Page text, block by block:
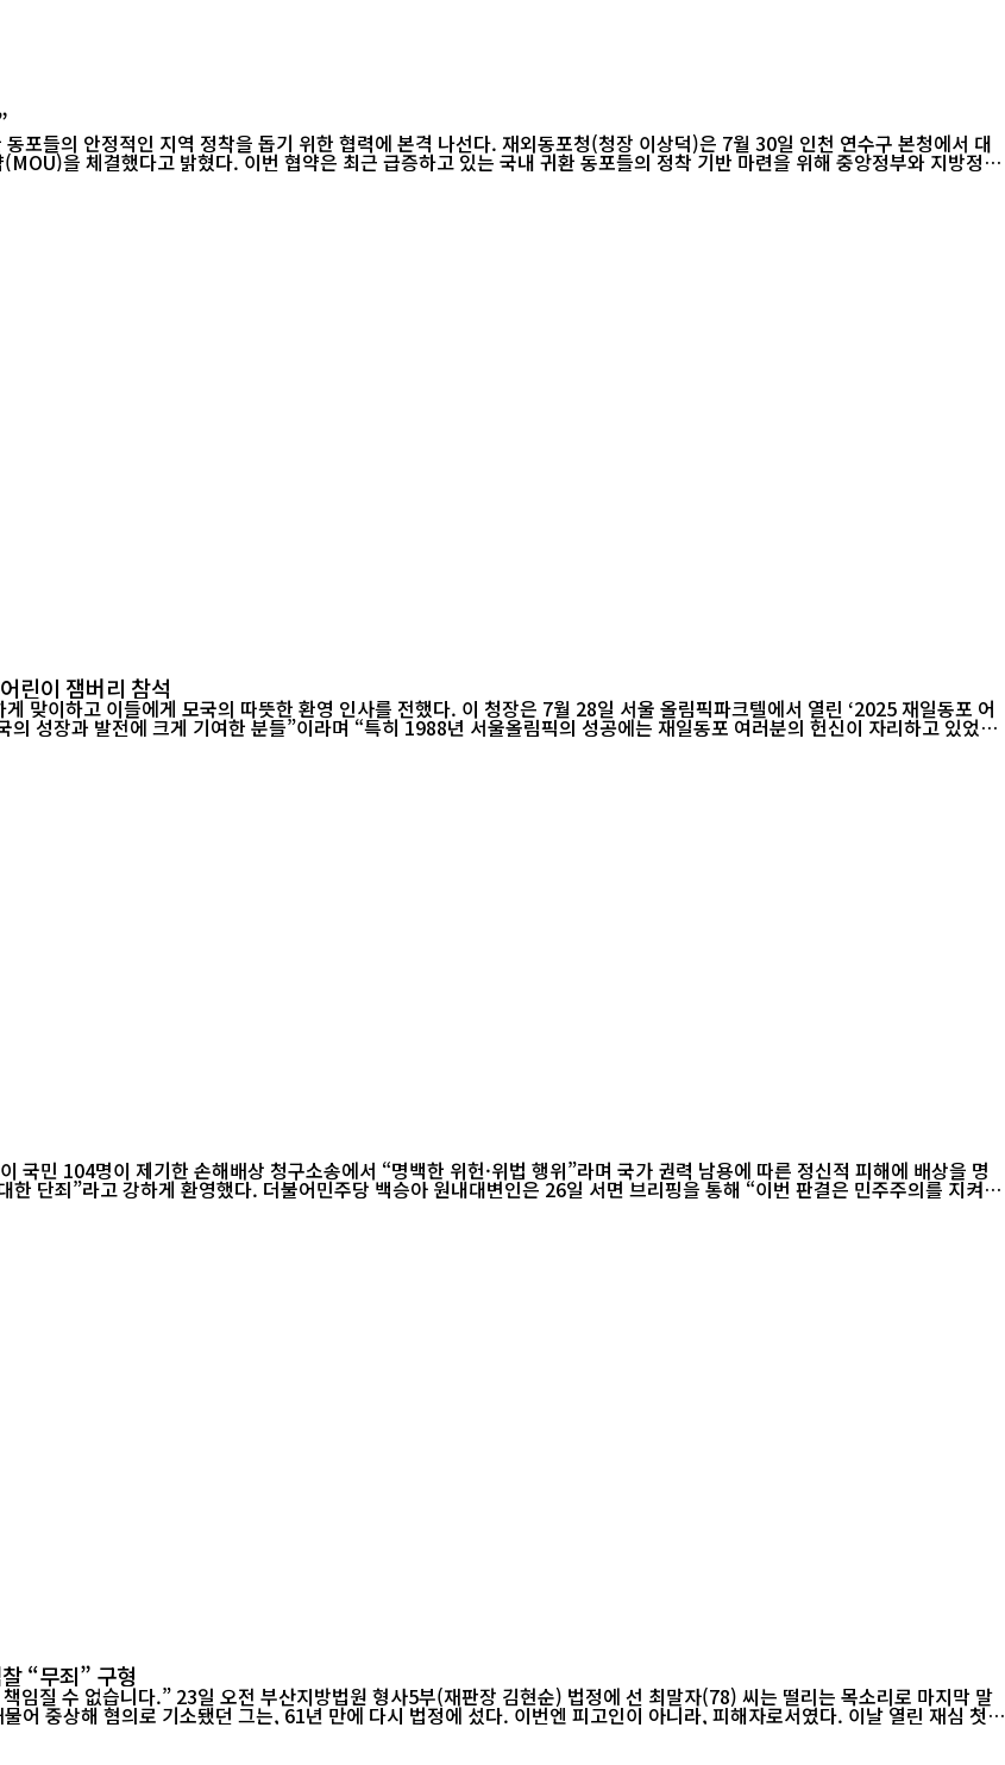
위한 협력에 본격 나선다. 재외동포청(청장 이상덕)은 7월 30일 인천 연수구 본청에서 대
을 체결했다고 밝혔다. 이번 협약은 최근 급증하고 있는 국내 귀환 동포들의 정착 기반 마련을 위해 중앙정부와 지방정
린이 잼버리 참석
인사를 전했다. 이 청장은 7월 28일 서울 올림픽파크텔에서 열린 ‘2025 재일동포 어
성장과 발전에 크게 기여한 분들”이라며 “특히 1988년 서울올림픽의 성공에는 재일동포 여러분의 헌신이 자리하고 있었
민 104명이 제기한 손해배상 청구소송에서 “명백한 위헌·위법 행위”라며 국가 권력 남용에 따른 정신적 피해에 배상을 명
26일 서면 브리핑을 통해 “이번 판결은 민주주의를 지켜낸
“무죄” 구형
말자(78) 씨는 떨리는 목소리로 마지막 말
혐의로 기소됐던 그는, 61년 만에 다시 법정에 섰다. 이번엔 피고인이 아니라, 피해자로서였다. 이날 열린 재심 첫